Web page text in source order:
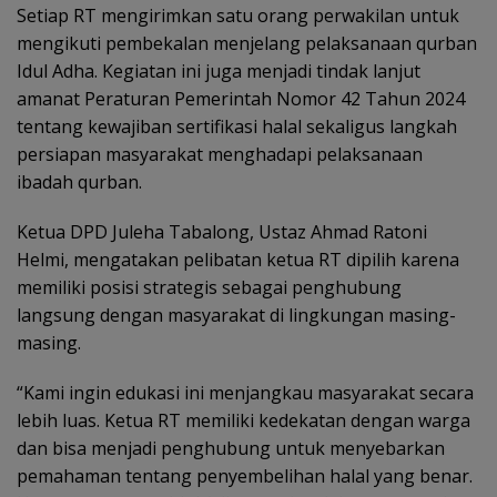
Setiap RT mengirimkan satu orang perwakilan untuk
mengikuti pembekalan menjelang pelaksanaan qurban
Idul Adha. Kegiatan ini juga menjadi tindak lanjut
amanat Peraturan Pemerintah Nomor 42 Tahun 2024
tentang kewajiban sertifikasi halal sekaligus langkah
persiapan masyarakat menghadapi pelaksanaan
ibadah qurban.
Ketua DPD Juleha Tabalong, Ustaz Ahmad Ratoni
Helmi, mengatakan pelibatan ketua RT dipilih karena
memiliki posisi strategis sebagai penghubung
langsung dengan masyarakat di lingkungan masing-
masing.
“Kami ingin edukasi ini menjangkau masyarakat secara
lebih luas. Ketua RT memiliki kedekatan dengan warga
dan bisa menjadi penghubung untuk menyebarkan
pemahaman tentang penyembelihan halal yang benar.